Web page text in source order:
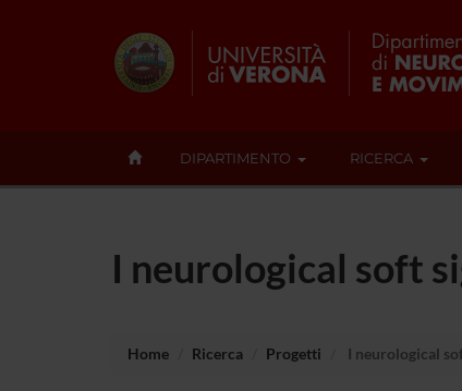
DIPARTIMENTO RICERCA
I neurological soft
Home Ricerca Progetti I neurological